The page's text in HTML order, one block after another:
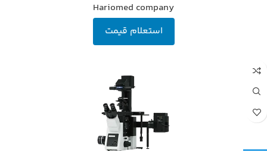
Hariomed company
استعلام قیمت